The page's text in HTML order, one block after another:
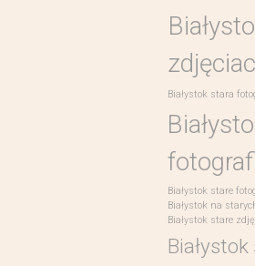
Białystok stara
Białystok stare
Białystok na
Białystok stare